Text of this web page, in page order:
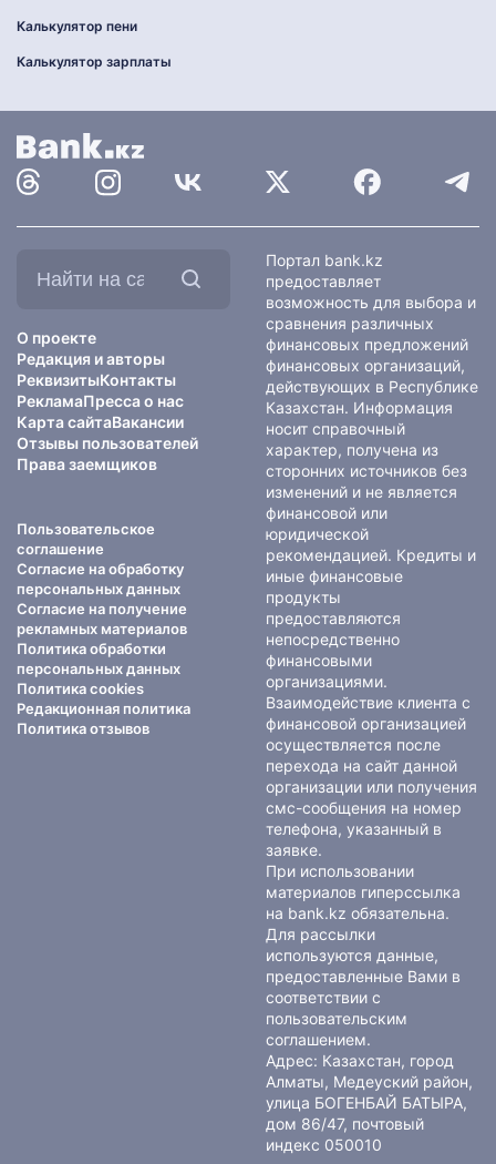
Калькулятор пени
Калькулятор зарплаты
О проекте
Редакция и авторы
РеквизитыКонтакты
РекламаПресса о нас
Карта сайтаВакансии
Отзывы пользователей
Права заемщиков
Пользовательское
соглашение
Согласие на обработку
персональных данных
Согласие на получение
рекламных материалов
Политика обработки
персональных данных
Политика cookies
Редакционная политика
Политика отзывов
Портал bank.kz
предоставляет
возможность для выбора и
сравнения различных
финансовых предложений
финансовых организаций,
действующих в Республике
Казахстан. Информация
носит справочный
характер, получена из
сторонних источников без
изменений и не является
финансовой или
юридической
рекомендацией. Кредиты и
иные финансовые
продукты
предоставляются
непосредственно
финансовыми
организациями.
Взаимодействие клиента с
финансовой организацией
осуществляется после
перехода на сайт данной
организации или получения
смс-сообщения на номер
телефона, указанный в
заявке.
При использовании
материалов гиперссылка
на bank.kz обязательна.
Для рассылки
используются данные,
предоставленные Вами в
соответствии с
пользовательским
соглашением.
Адрес: Казахстан, город
Алматы, Медеуский район,
улица БОГЕНБАЙ БАТЫРА,
дом 86/47, почтовый
индекс 050010